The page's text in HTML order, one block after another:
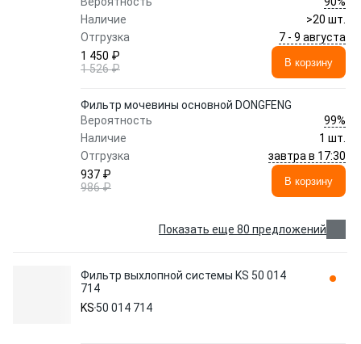
Наличие
>20 шт.
Отгрузка
7 - 9 августа
1 450 ₽
1 526 ₽
В корзину
Фильтр мочевины основной DONGFENG
Вероятность
99%
Наличие
1 шт.
Отгрузка
завтра в 17:30
937 ₽
986 ₽
В корзину
Показать еще 80 предложений
Фильтр выхлопной системы KS 50 014
714
KS 50 014 714